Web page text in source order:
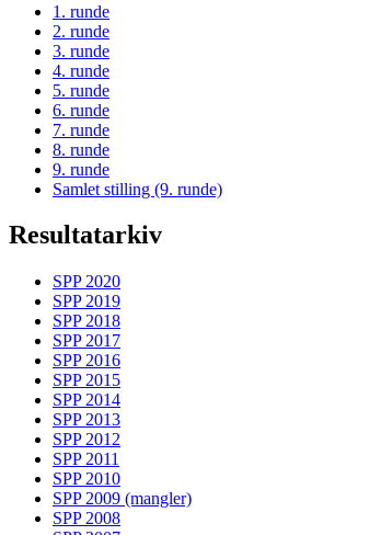
1. runde
2. runde
3. runde
4. runde
5. runde
6. runde
7. runde
8. runde
9. runde
Samlet stilling (9. runde)
Resultatarkiv
SPP 2020
SPP 2019
SPP 2018
SPP 2017
SPP 2016
SPP 2015
SPP 2014
SPP 2013
SPP 2012
SPP 2011
SPP 2010
SPP 2009 (mangler)
SPP 2008